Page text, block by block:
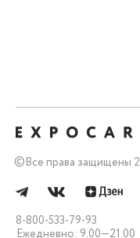
©Все права защищены
8-800-533-79-93
Ежедневно: 9.00—21.00